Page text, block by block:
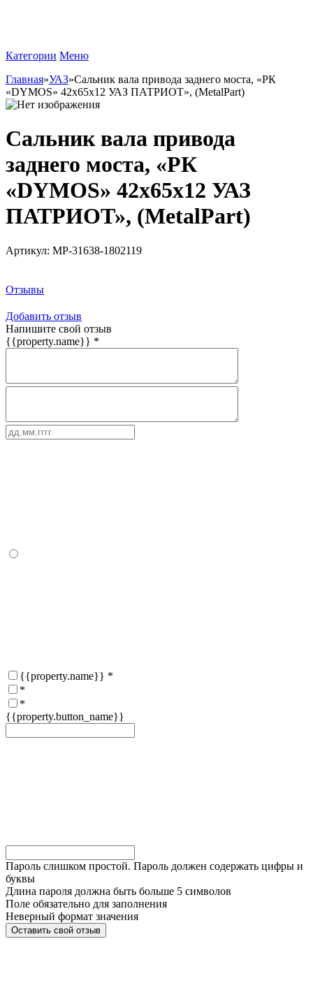
Категории Меню
Главная»УАЗ»Сальник вала привода заднего моста, «РК
«DYMOS» 42х65х12 УАЗ ПАТРИОТ», (MetalPart)
Сальник вала привода
заднего моста, «РК
«DYMOS» 42х65х12 УАЗ
ПАТРИОТ», (MetalPart)
Артикул: МР-31638-1802119
Отзывы
Добавить отзыв
Напишите свой отзыв
{{property.name}} *
{{property.name}} *
*
*
{{property.button_name}}
Пароль слишком простой. Пароль должен содержать цифры и
буквы
Длина пароля должна быть больше 5 символов
Поле обязательно для заполнения
Неверный формат значения